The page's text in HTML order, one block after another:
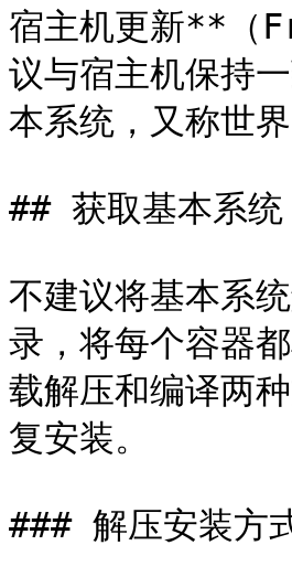
宿主机更新**（
议与宿主机保持
本系统，又称世
## 获取基本系统
不建议将基本
录，将每个容器
载解压和编译两
复安装。
### 解压安装方